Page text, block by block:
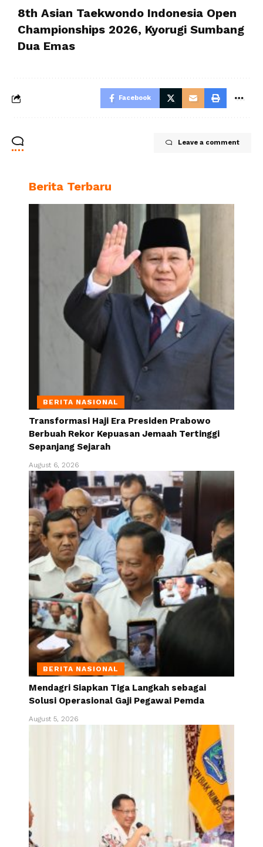
8th Asian Taekwondo Indonesia Open
Championships 2026, Kyorugi Sumbang
Dua Emas
Facebook
Leave a comment
Berita Terbaru
BERITA NASIONAL
Transformasi Haji Era Presiden Prabowo
Berbuah Rekor Kepuasan Jemaah Tertinggi
Sepanjang Sejarah
August 6, 2026
BERITA NASIONAL
Mendagri Siapkan Tiga Langkah sebagai
Solusi Operasional Gaji Pegawai Pemda
August 5, 2026